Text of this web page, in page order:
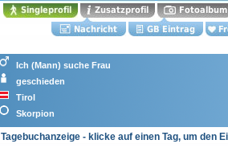
Ich (Mann) suche Frau
geschieden
Tirol
Skorpion
Tagebuchanzeige - klicke auf einen Tag, um den